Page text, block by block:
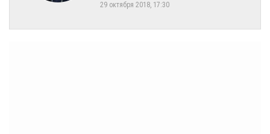
29 октября 2018, 17:30